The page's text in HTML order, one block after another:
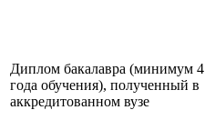
Диплом бакалавра (минимум 4
года обучения), полученный в
аккредитованном вузе